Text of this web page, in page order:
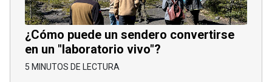
¿Cómo puede un sendero convertirse
en un "laboratorio vivo"?
5 MINUTOS DE LECTURA